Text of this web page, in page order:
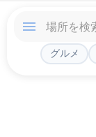
グルメ